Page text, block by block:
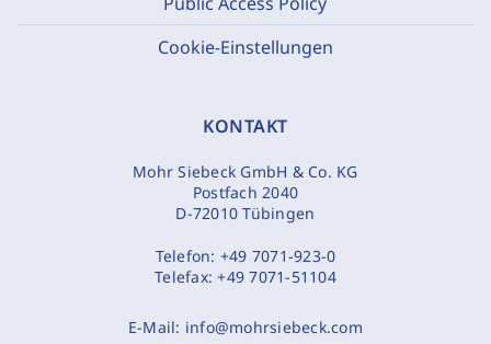
Cookie-Einstellungen
KONTAKT
Mohr Siebeck GmbH & Co. KG
Postfach 2040
D-72010 Tübingen
Telefon: +49 7071-923-0
Telefax:+49 7071-51104
E-Mail: info@mohrsiebeck.com